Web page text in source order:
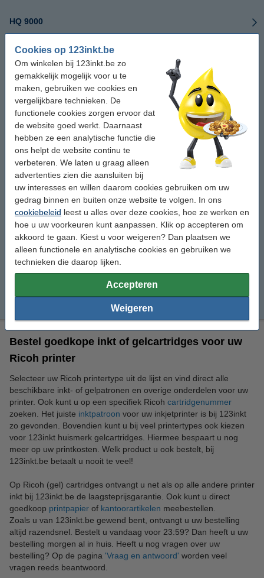
Cookies op 123inkt.be
Om winkelen bij 123inkt.be zo
gemakkelijk mogelijk voor u te
maken, gebruiken we cookies en
vergelijkbare technieken. De
functionele cookies zorgen ervoor dat
de website goed werkt. Daarnaast
hebben ze een analytische functie die
ons helpt de website continu te
verbeteren. We laten u graag alleen
advertenties zien die aansluiten bij
uw interesses en willen daarom cookies gebruiken om uw
gedrag binnen en buiten onze website te volgen. In ons
cookiebeleid leest u alles over deze cookies, hoe ze werken en
hoe u uw voorkeuren kunt aanpassen. Klik op accepteren om
akkoord te gaan. Kiest u voor weigeren? Dan plaatsen we
alleen functionele en analytische cookies en gebruiken we
technieken die daarop lijken.
Accepteren
Weigeren
HQ 9000
IJM C180F
MP CW2200SP
MP CW2201SP
MV 74
Priport DX 2330
Priport DX 2430
Priport DX 4640
Pro L4130
Pro L4160
Bestel goedkope inkt of gelcartridges voor uw
Ricoh printer
Selecteer uw Ricoh printertype uit de lijst en vind direct alle
beschikbare inkt- of gelpatronen en overige onderdelen voor uw
printer. Ook kunt u op een specifiek Ricoh cartridgenummer
zoeken. Het juiste inktpatroon voor uw inkjetprinter is bij 123inkt
zo gevonden. Bovendien kunt u bij veel printertypes ook kiezen
voor 123inkt huismerk gelcartridges. Hiermee bespaart u nog
meer op uw printkosten. Welk product u ook bestelt, bij
123inkt.be betaalt u nooit te veel!
Op Ricoh (gel) cartridges ontvangt u net als op alle andere printer
inkt bij 123inkt.be de laagsteprijsgarantie. Ook kunt u direct
goedkoop printpapier of kantoorartikelen meebestellen.
Zoals u van 123inkt.be gewend bent, ontvangt u uw bestelling
altijd razendsnel. Bestelt u vandaag voor 23:59? Dan heeft u uw
bestelling morgen al in huis. Heeft u nog vragen over uw
bestelling? Op de pagina 'Vraag en antwoord' worden veel
vragen reeds beantwoord.